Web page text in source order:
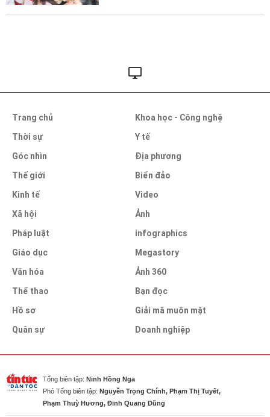
Trang chủ
Thời sự
Góc nhìn
Thế giới
Kinh tế
Xã hội
Pháp luật
Giáo dục
Văn hóa
Thể thao
Hồ sơ
Quân sự
Khoa học - Công nghệ
Y tế
Địa phương
Biển đảo
Video
Ảnh
infographics
Megastory
Ảnh 360
Bạn đọc
Giải mã muôn mặt
Doanh nghiệp
Tổng biên tập: Ninh Hồng Nga
Phó Tổng biên tập: Nguyễn Trọng Chính, Phạm Thị Tuyết,
Phạm Thuỳ Hương, Đinh Quang Dũng